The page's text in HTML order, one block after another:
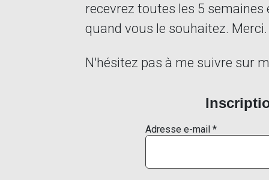
recevrez toutes les 5
quand vous le souhaitez. Merci.
N'hésitez pas à me suivre sur
Adresse e-mail *